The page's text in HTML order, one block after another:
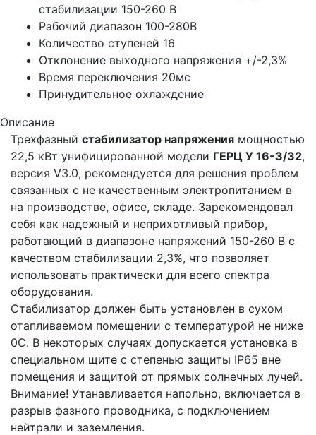
стабилизации 150-260 В
Рабочий диапазон 100-280В
Количество ступеней 16
Отклонение выходного напряжения +/-2,3%
Время переключения 20мс
Принудительное охлаждение
Описание
Трехфазный стабилизатор напряжения мощностью
22,5 кВт унифицированной модели ГЕРЦ У 16-3/32,
версия V3.0, рекомендуется для решения проблем
связанных с не качественным электропитанием в
на производстве, офисе, складе. Зарекомендовал
себя как надежный и неприхотливый прибор,
работающий в диапазоне напряжений 150-260 В с
качеством стабилизации 2,3%, что позволяет
использовать практически для всего спектра
оборудования.
Стабилизатор должен быть установлен в сухом
отапливаемом помещении с температурой не ниже
0С. В некоторых случаях допускается установка в
специальном щите с степенью защиты IP65 вне
помещения и защитой от прямых солнечных лучей.
Внимание! Утанавливается напольно, включается в
разрыв фазного проводника, с подключением
нейтрали и заземления.